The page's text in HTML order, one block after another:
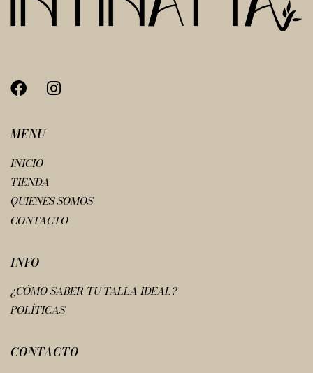
MENU
INICIO
TIENDA
QUIENES SOMOS
CONTACTO
INFO
¿CÓMO SABER TU TALLA IDEAL?
POLÍTICAS
CONTACTO